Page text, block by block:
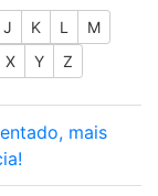
J K L
M
X Y Z
mais